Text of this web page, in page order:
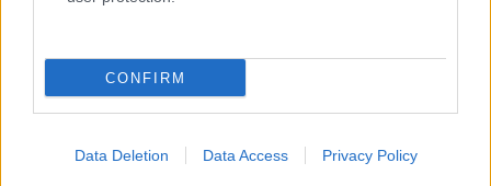
CONFIRM
Data Deletion Data Access Privacy Policy
del 21/07/2022
Contatti
Privacy PolicyPreferenze privacyMappa del sito Chi siamoRedazione